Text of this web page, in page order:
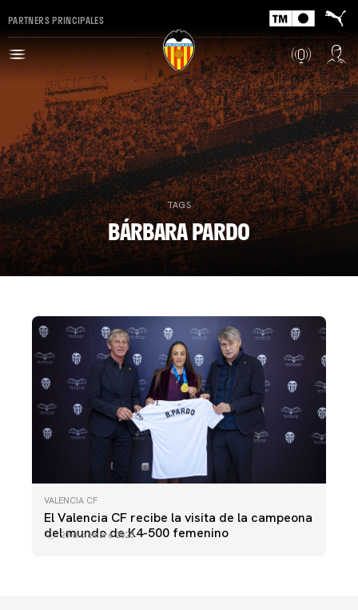
PARTNERS PRINCIPALES
TAGS
BÁRBARA PARDO
VALENCIA CF
El Valencia CF recibe la visita de la campeona
del mundo de K4-500 femenino
20 diciembre 2025